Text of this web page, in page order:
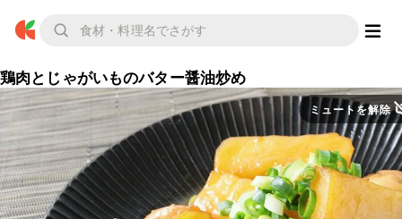
鶏肉とじゃがいものバター醤油炒め
ミュートを解除